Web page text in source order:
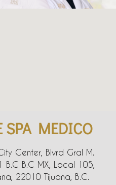
SPA MEDICO
Center, Blvrd Gral M.
B.C MX, Local 105,
22010 Tijuana, B.C.